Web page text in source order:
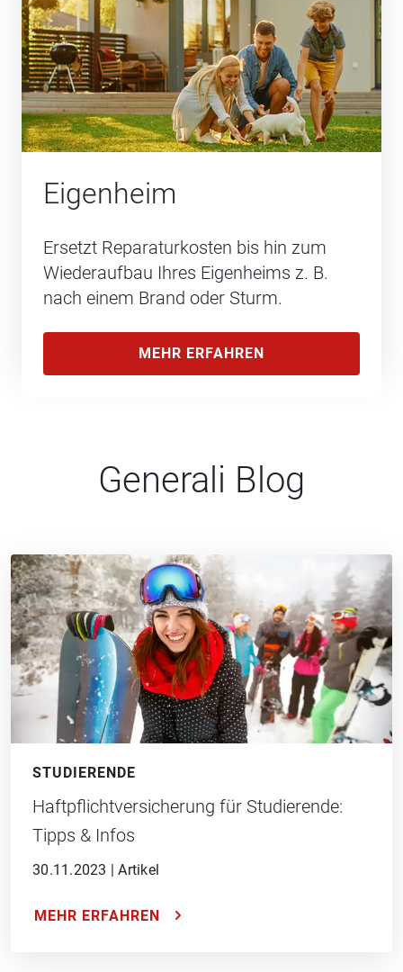
Eigenheim
Ersetzt Reparaturkosten bis hin zum
Wiederaufbau Ihres Eigenheims z. B.
nach einem Brand oder Sturm.
MEHR ERFAHREN
Generali Blog
STUDIERENDE
Haftpflichtversicherung für Studierende:
Tipps & Infos
30.11.2023 |Artikel
MEHR ERFAHREN